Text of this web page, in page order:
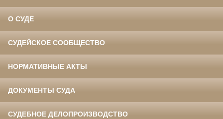
О СУДЕ
СУДЕЙСКОЕ СООБЩЕСТВО
НОРМАТИВНЫЕ АКТЫ
ДОКУМЕНТЫ СУДА
СУДЕБНОЕ ДЕЛОПРОИЗВОДСТВО